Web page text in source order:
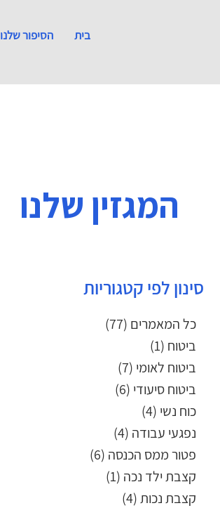
בית הסיפור שלנו
המגזין שלנו
כל המאמרים (77)
ביטוח (1)
ביטוח לאומי (7)
ביטוח סיעודי (6)
כוח נשי (4)
נפגעי עבודה (4)
פטור ממס הכנסה (6)
קצבת ילד נכה (1)
קצבת נכות (4)
סינון לפי קטגוריות